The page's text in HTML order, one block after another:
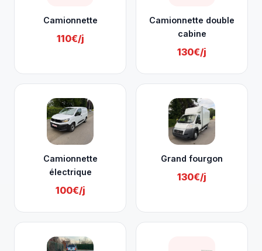
Camionnette
110€/j
Camionnette double
cabine
130€/j
Camionnette
électrique
100€/j
Grand fourgon
130€/j